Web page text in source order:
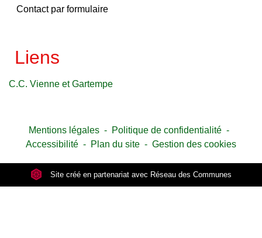
Contact par formulaire
Liens
C.C. Vienne et Gartempe
Mentions légales - Politique de confidentialité -
Accessibilité - Plan du site - Gestion des cookies
Site créé en partenariat avec Réseau des Communes